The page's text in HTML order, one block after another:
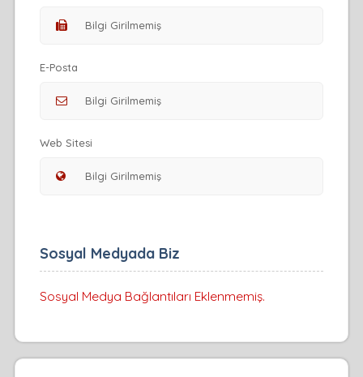
E-Posta
Web Sitesi
Sosyal Medyada Biz
Sosyal Medya Bağlantıları Eklenmemiş.